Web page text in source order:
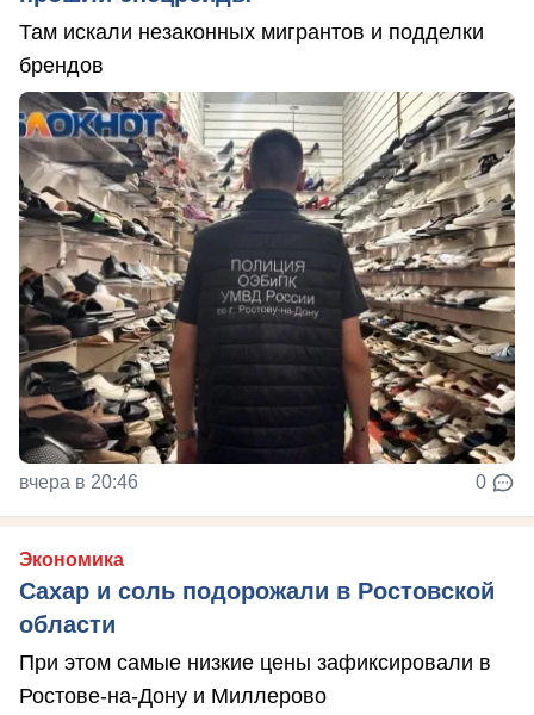
Там искали незаконных мигрантов и подделки
брендов
вчера в 20:46 0
Экономика
Сахар и соль подорожали в Ростовской
области
При этом самые низкие цены зафиксировали в
Ростове-на-Дону и Миллерово